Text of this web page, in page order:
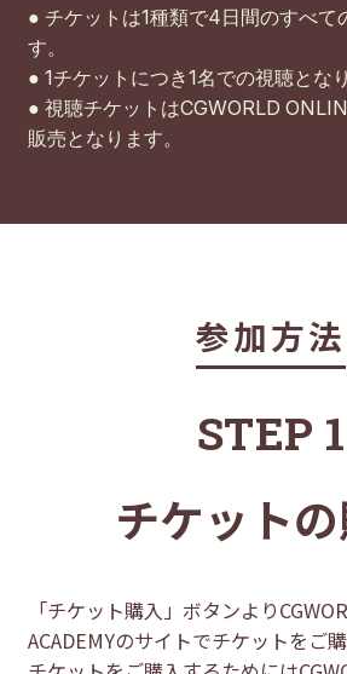
● チケットは1種類で4日間のすべて
す。
● 1チケットにつき1名での視聴とな
● 視聴チケットはCGWORLD
販売となります。
参加方法
STEP 1
チケット
「チケット購入」ボタンより
ACADEMYのサイトでチケットをご